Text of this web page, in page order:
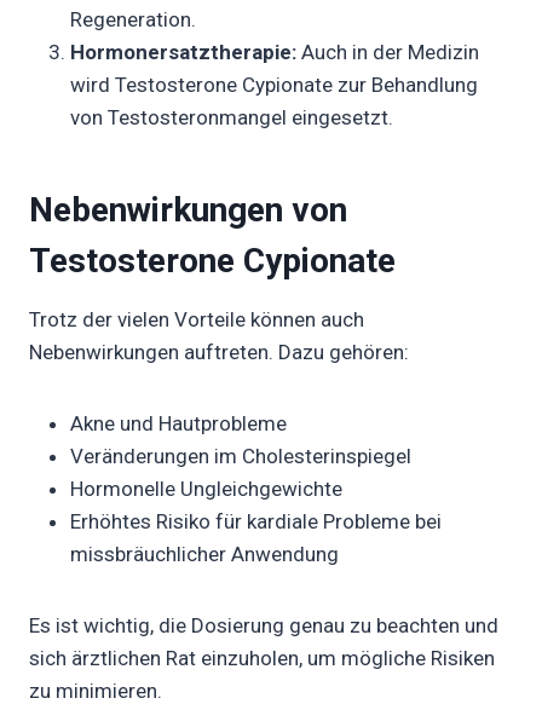
Regeneration.
Hormonersatztherapie: Auch in der Medizin
wird Testosterone Cypionate zur Behandlung
von Testosteronmangel eingesetzt.
Nebenwirkungen von
Testosterone Cypionate
Trotz der vielen Vorteile können auch
Nebenwirkungen auftreten. Dazu gehören:
Akne und Hautprobleme
Veränderungen im Cholesterinspiegel
Hormonelle Ungleichgewichte
Erhöhtes Risiko für kardiale Probleme bei
missbräuchlicher Anwendung
Es ist wichtig, die Dosierung genau zu beachten und
sich ärztlichen Rat einzuholen, um mögliche Risiken
zu minimieren.